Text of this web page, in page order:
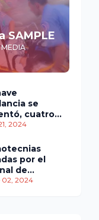
SAMPLE
se
cuatro
murieron
2024
por el
de
02, 2024